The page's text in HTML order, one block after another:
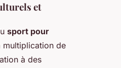
et
sport pour
multiplication de
à des